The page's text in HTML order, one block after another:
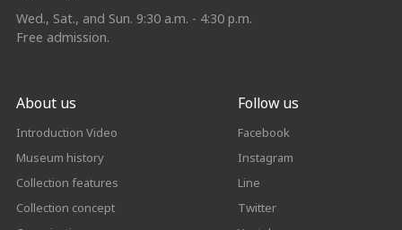
Wed., Sat., and Sun. 9:30 a.m. - 4:30 p.m.
Free admission.
About us
Introduction Video
Museum history
Collection features
Collection concept
Follow us
Facebook
Instagram
Line
Twitter